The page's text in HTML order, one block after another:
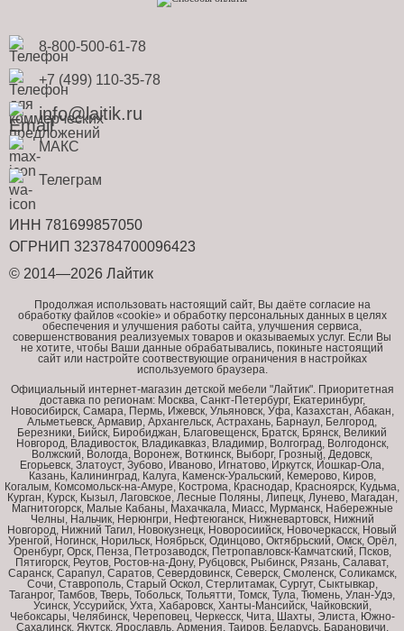
8-800-500-61-78
+7 (499) 110-35-78
info@laitik.ru
МАКС
Телеграм
ИНН 781699857050
ОГРНИП 323784700096423
© 2014—2026 Лайтик
Продолжая использовать настоящий сайт, Вы даёте согласие на
обработку файлов «cookie» и обработку персональных данных в целях
обеспечения и улучшения работы сайта, улучшения сервиса,
совершенствования реализуемых товаров и оказываемых услуг. Если Вы
не хотите, чтобы Ваши данные обрабатывались, покиньте настоящий
сайт или настройте соотвествующие ограничения в настройках
используемого браузера.
Официальный интернет-магазин детской мебели "Лайтик". Приоритетная
доставка по регионам: Москва, Санкт-Петербург, Екатеринбург,
Новосибирск, Самара, Пермь, Ижевск, Ульяновск, Уфа, Казахстан, Абакан,
Альметьевск, Армавир, Архангельск, Астрахань, Барнаул, Белгород,
Березники, Бийск, Биробиджан, Благовещенск, Братск, Брянск, Великий
Новгород, Владивосток, Владикавказ, Владимир, Волгоград, Волгодонск,
Волжский, Вологда, Воронеж, Воткинск, Выборг, Грозный, Дедовск,
Егорьевск, Златоуст, Зубово, Иваново, Игнатово, Иркутск, Йошкар-Ола,
Казань, Калининград, Калуга, Каменск-Уральский, Кемерово, Киров,
Когалым, Комсомольск-на-Амуре, Кострома, Краснодар, Красноярск, Кудьма,
Курган, Курск, Кызыл, Лаговское, Лесные Поляны, Липецк, Лунево, Магадан,
Магнитогорск, Малые Кабаны, Махачкала, Миасс, Мурманск, Набережные
Челны, Нальчик, Нерюнгри, Нефтеюганск, Нижневартовск, Нижний
Новгород, Нижний Тагил, Новокузнецк, Новоросиийск, Новочеркасск, Новый
Уренгой, Ногинск, Норильск, Ноябрьск, Одинцово, Октябрьский, Омск, Орёл,
Оренбург, Орск, Пенза, Петрозаводск, Петропавловск-Камчатский, Псков,
Пятигорск, Реутов, Ростов-на-Дону, Рубцовск, Рыбинск, Рязань, Салават,
Саранск, Сарапул, Саратов, Севердовинск, Северск, Смоленск, Соликамск,
Сочи, Ставрополь, Старый Оскол, Стерлитамак, Сургут, Сыктывкар,
Таганрог, Тамбов, Тверь, Тобольск, Тольятти, Томск, Тула, Тюмень, Улан-Удэ,
Усинск, Уссурийск, Ухта, Хабаровск, Ханты-Мансийск, Чайковский,
Чебоксары, Челябинск, Череповец, Черкесск, Чита, Шахты, Элиста, Южно-
Сахалинск, Якутск, Ярославль, Армения, Таиров, Беларусь, Барановичи,